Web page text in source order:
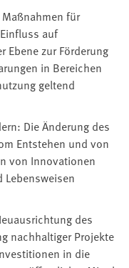
für
auf
zur Förderung
in Bereichen
geltend
Die Änderung des
Entstehen und von
von Innovationen
Lebensweisen
des
nachhaltiger Projekte
in die